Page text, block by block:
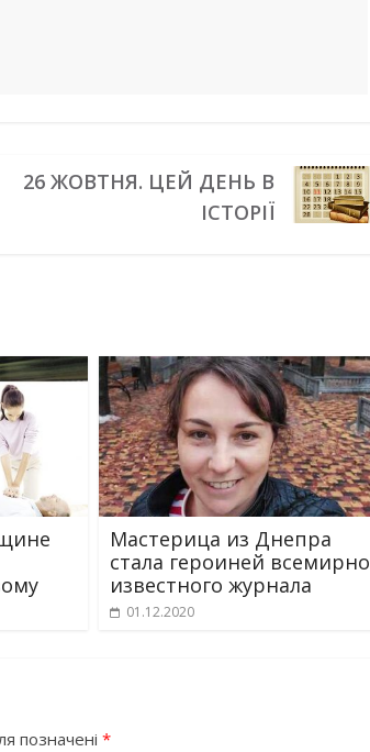
26 ЖОВТНЯ. ЦЕЙ ДЕНЬ В
ІСТОРІЇ
Мастерица из Днепра
стала героиней всемирно
известного журнала
01.12.2020
позначені *